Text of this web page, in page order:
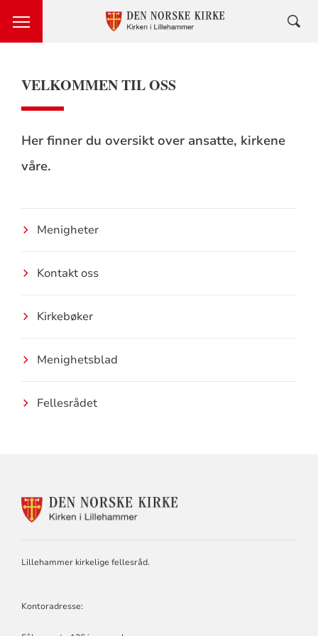
VELKOMMEN TIL OSS
Her finner du oversikt over ansatte, kirkene
våre.
Menigheter
Kontakt oss
Kirkebøker
Menighetsblad
Fellesrådet
KONTAKTINFORMASJON
Lillehammer kirkelige fellesråd.
Kontoradresse: